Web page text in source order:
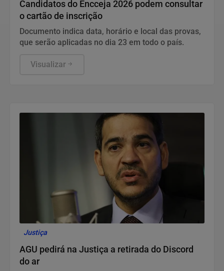
Candidatos do Encceja 2026 podem consultar
o cartão de inscrição
Documento indica data, horário e local das provas,
que serão aplicadas no dia 23 em todo o país.
Visualizar
Justiça
AGU pedirá na Justiça a retirada do Discord
do ar